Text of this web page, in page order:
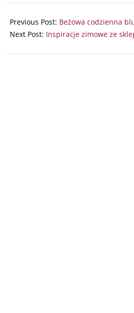
09-
15
Previous Post: Beżowa codzienna
Next Post: Inspiracje zimowe ze